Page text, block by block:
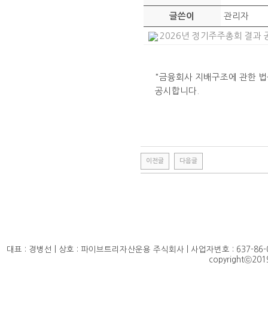
글쓴이 관리자
2026년 정기주주총회 결과
"금융회사 지배구조에 관한
공시합니다.
이전글 다음글
대표 : 경병선 | 상호 : 파이브트리자산운용 주식회사 | 사업자번호 : 637-